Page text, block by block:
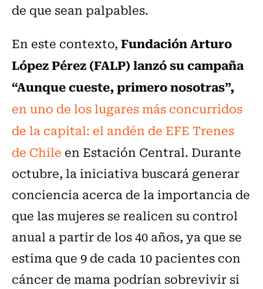
de que sean palpables.
En este contexto,Fundación Arturo
López Pérez (FALP) lanzó su campaña
“Aunque cueste, primero nosotras”,
en uno de los lugares más concurridos
de la capital: el andén de EFE Trenes
de Chile en Estación Central. Durante
octubre, la iniciativa buscará generar
conciencia acerca de la importancia de
que las mujeres se realicen su control
anual a partir de los 40 años, ya que se
estima que 9 de cada 10 pacientes con
cáncer de mama podrían sobrevivir si